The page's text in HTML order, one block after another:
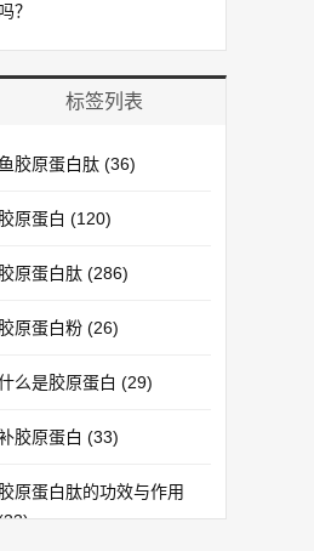
吗？
标签列表
鱼胶原蛋白肽 (36)
胶原蛋白 (120)
胶原蛋白肽 (286)
胶原蛋白粉 (26)
么是胶原蛋白 (29)
胶原蛋白 (33)
胶原蛋白肽的功效与作用